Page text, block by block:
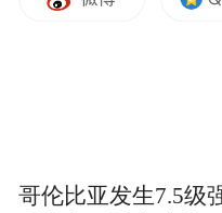
公安机关交通管理
疏导，文明守法安
哥伦比亚发生7.5级